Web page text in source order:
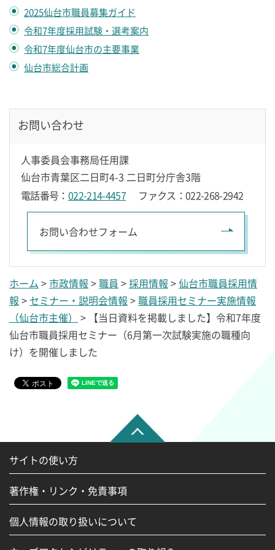
2025仙台市職員募集ガイド
令和7年度採用試験・選考案内
令和7年度仙台市の主要事業
仙台市総合計画
お問い合わせ
人事委員会事務局任用課
仙台市青葉区二日町4-3 二日町分庁舎3階
電話番号： 022-214-4457 ファクス：022-268-2942
ホーム >市政情報 >職員 >採用情報 >仙台市職員採用情
報 > セミナー・説明会情報 >職員採用セミナー実施情報
（仙台市主催）
> 【当日資料を掲載しました】令和7年度
仙台市職員採用セミナー（6月第一次試験実施の職種向
け）を開催しました
サイトの使い方
著作権・リンク・免責事項
個人情報の取り扱いについて